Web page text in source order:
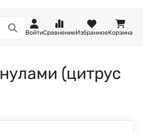
ВойтиСравнениеИзбранноеКорзина
(цитрус